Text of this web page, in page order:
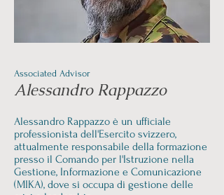
Associated Advisor
Alessandro Rappazzo
Alessandro Rappazzo è un ufficiale
professionista dell'Esercito svizzero,
attualmente responsabile della formazione
presso il Comando per l'Istruzione nella
Gestione, Informazione e Comunicazione
(MIKA), dove si occupa di gestione delle